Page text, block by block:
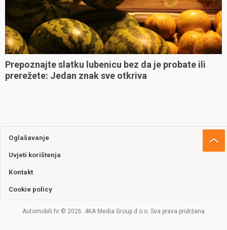
Prepoznajte slatku lubenicu bez da je probate ili
prerežete: Jedan znak sve otkriva
Oglašavanje
Uvjeti korištenja
Kontakt
Cookie policy
Automobili.hr © 2026. 4KA Media Group d.o.o. Sva prava pridržana